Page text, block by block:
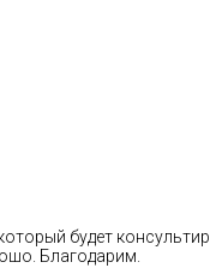
будет
Благодарим.